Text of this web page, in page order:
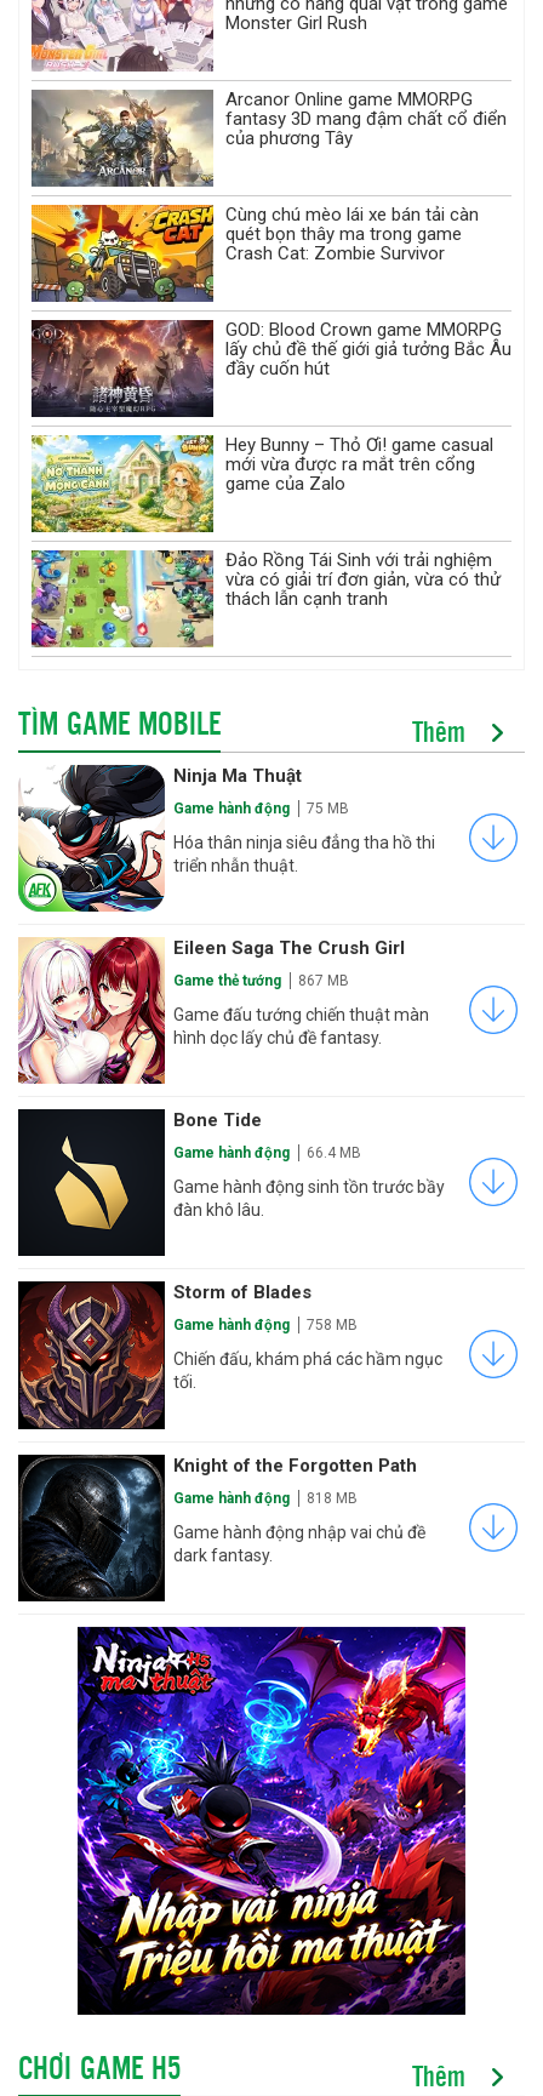
Monster Girl Rush
Arcanor Online game MMORPG
fantasy 3D mang đậm chất cổ điển
của phương Tây
Cùng chú mèo lái xe bán tải càn
quét bọn thây ma trong game
Crash Cat: Zombie Survivor
GOD: Blood Crown game MMORPG
lấy chủ đề thế giới giả tưởng Bắc Âu
đầy cuốn hút
Hey Bunny – Thỏ Ơi! game casual
mới vừa được ra mắt trên cổng
game của Zalo
Đảo Rồng Tái Sinh với trải nghiệm
vừa có giải trí đơn giản, vừa có thử
thách lẫn cạnh tranh
TÌM GAME MOBILE Thêm
Ninja Ma Thuật
Game hành động 75 MB
Hóa thân ninja siêu đẳng tha hồ thi
triển nhẫn thuật.
Eileen Saga The Crush Girl
Game thẻ tướng 867 MB
Game đấu tướng chiến thuật màn
hình dọc lấy chủ đề fantasy.
Bone Tide
Game hành động 66.4 MB
Game hành động sinh tồn trước bầy
đàn khô lâu.
Storm of Blades
Game hành động 758 MB
Chiến đấu, khám phá các hầm ngục
tối.
Knight of the Forgotten Path
Game hành động 818 MB
Game hành động nhập vai chủ đề
dark fantasy.
CHƠI GAME H5 Thêm